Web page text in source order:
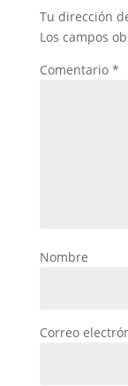
Tu dirección
Los campos
Comentario *
Nombre
Correo